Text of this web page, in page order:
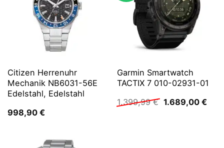
Citizen Herrenuhr
Mechanik NB6031-56E
Edelstahl, Edelstahl
998,90 €
Garmin Smartwatch
TACTIX 7 010-02931-01
1.399,99€ Ursprünglicher
1.689,00 €